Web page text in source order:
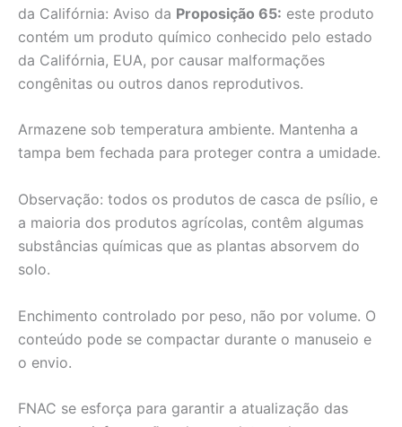
da Califórnia: Aviso da Proposição 65: este produto
contém um produto químico conhecido pelo estado
da Califórnia, EUA, por causar malformações
congênitas ou outros danos reprodutivos.
Armazene sob temperatura ambiente. Mantenha a
tampa bem fechada para proteger contra a umidade.
Observação: todos os produtos de casca de psílio, e
a maioria dos produtos agrícolas, contêm algumas
substâncias químicas que as plantas absorvem do
solo.
Enchimento controlado por peso, não por volume. O
conteúdo pode se compactar durante o manuseio e
o envio.
FNAC se esforça para garantir a atualização das